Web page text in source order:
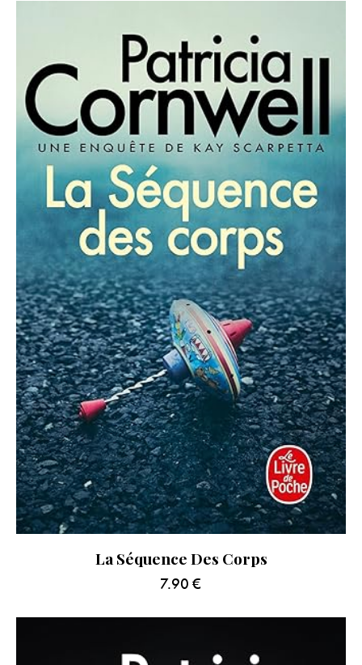
La Séquence Des Corps
7.90 €